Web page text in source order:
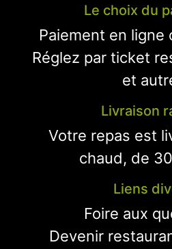
Le choix du
Paiement en ligne
Réglez par ticket
et
Livraison
Votre repas est
chaud, de
Liens
Foire aux
Devenir